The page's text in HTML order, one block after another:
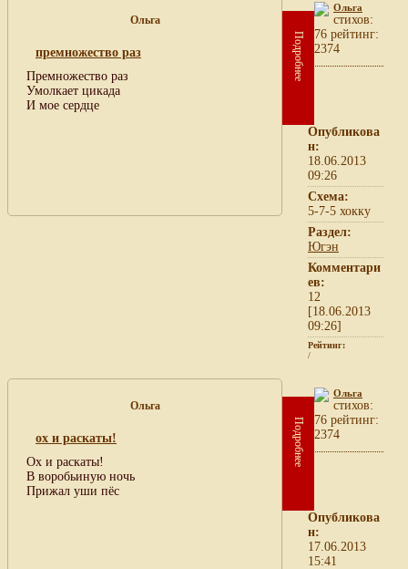
Ольга
премножество раз
Премножество раз
Умолкает цикада
И мое сердце
Подробнее
Ольга
cтихов:
76 рейтинг:
2374
Опубликова
н:
18.06.2013
09:26
Схема:
5-7-5 хокку
Раздел:
Югэн
Комментари
ев:
12
[18.06.2013
09:26]
Рейтинг:
/
Ольга
ох и раскаты!
Ох и раскаты!
В воробьиную ночь
Прижал уши пёс
Подробнее
Ольга
cтихов:
76 рейтинг:
2374
Опубликова
н:
17.06.2013
15:41